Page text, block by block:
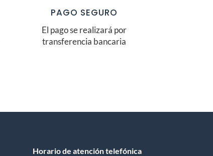
PAGO SEGURO
El pago se realizará por
transferencia bancaria
Horario de atención telefónica